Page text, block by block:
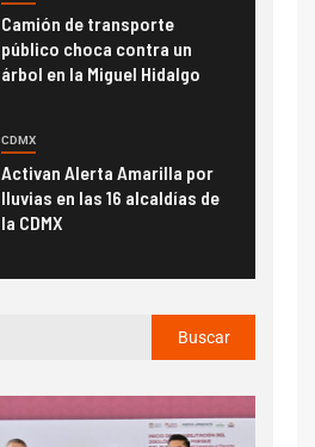
Camión de transporte
público choca contra un
árbol en la Miguel Hidalgo
CDMX
Activan Alerta Amarilla por
lluvias en las 16 alcaldías de
la CDMX